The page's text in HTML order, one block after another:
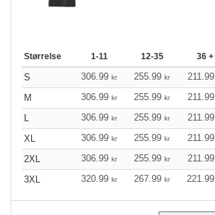
Størrelse 1-11 12-35 36 +
S 306.99 kr 255.99 kr 211.99
M
306.99 kr 255.99 kr 211.99
L
306.99 kr 255.99 kr 211.99
XL
306.99 kr 255.99 kr 211.99
2XL
306.99 kr 255.99 kr 211.99
3XL
320.99 kr 267.99 kr 221.99